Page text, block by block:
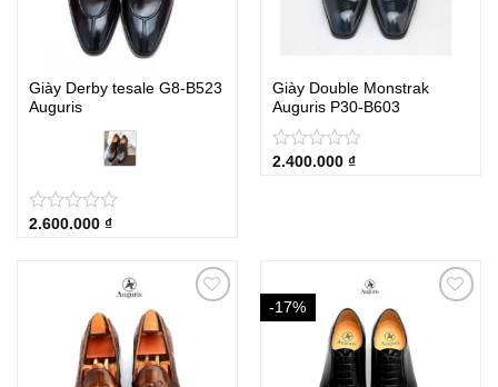
Giày Derby tesale G8-B523
Auguris
★
★
★
★
★
2.600.000 ₫
Giày Double Monstrak
Auguris P30-B603
★
★
★
★
★
2.400.000 ₫
-17%